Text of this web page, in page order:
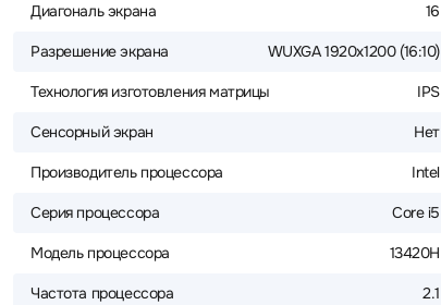
Диагональ экрана 16
Разрешение экрана WUXGA 1920x1200 (16:10)
Технология изготовления матрицы IPS
Сенсорный экран Нет
Производитель процессора Intel
Серия процессора Core i5
Модель процессора 13420H
Частота процессора 2.1